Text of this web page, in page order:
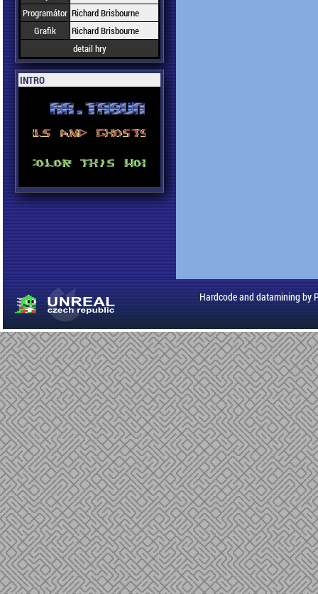
Programátor Richard Brisbourne
Grafik
Richard Brisbourne
detail hry
INTRO
Hardcode and datamining by